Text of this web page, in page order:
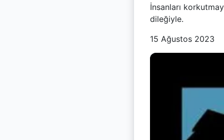
İnsanları
dileğiyle.
15 Ağustos 2023